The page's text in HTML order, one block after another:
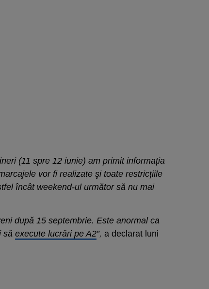
(11 spre 12 iunie) am primit informația
vor fi realizate şi toate restricțiile
încât weekend-ul următor să nu mai
după 15 septembrie. Este anormal ca
să execute lucrări pe A2”, a declarat luni